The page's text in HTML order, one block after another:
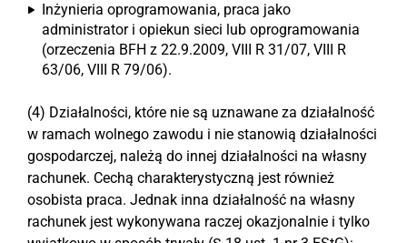
Inżynieria oprogramowania, praca jako
administrator i opiekun sieci lub oprogramowania
(orzeczenia BFH z 22.9.2009, VIII R 31/07, VIII R
63/06, VIII R 79/06).
(4) Działalności, które nie są uznawane za działalność
w ramach wolnego zawodu i nie stanowią działalności
gospodarczej, należą do innej działalności na własny
rachunek. Cechą charakterystyczną jest również
osobista praca. Jednak inna działalność na własny
rachunek jest wykonywana raczej okazjonalnie i tylko